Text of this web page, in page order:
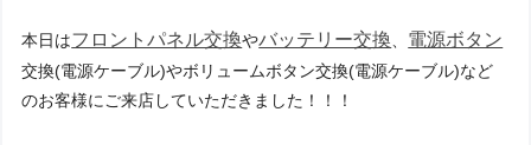
本日はフロントパネル交換やバッテリー交換、 電源ボタン
交換(電源ケーブル)やボリュームボタン交換(電源ケーブル)など
のお客様にご来店していただきました！！！